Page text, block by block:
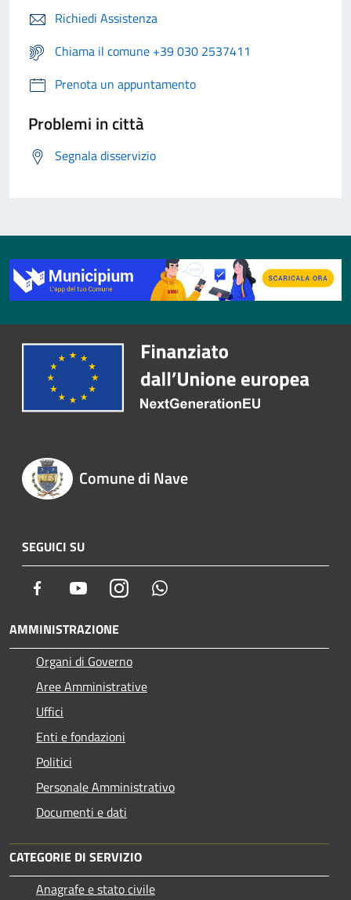
Richiedi Assistenza
Chiama il comune +39 030 2537411
Prenota un appuntamento
Problemi in città
Segnala disservizio
Comune di Nave
SEGUICI SU
Facebook YoutubeInstagram
AMMINISTRAZIONE
Organi di Governo
Aree Amministrative
Uffici
Enti e fondazioni
Politici
Personale Amministrativo
Documenti e dati
CATEGORIE DI SERVIZIO
Anagrafe e stato civile